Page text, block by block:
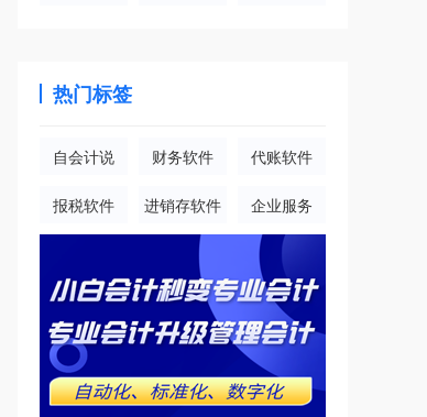
热门标签
自会计说 财务软件 代账软件
报税软件 进销存软件 企业服务